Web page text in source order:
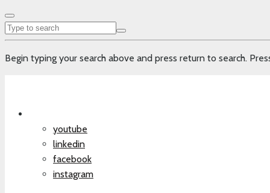
Begin typing your search above and press return to search.
youtube
linkedin
facebook
instagram